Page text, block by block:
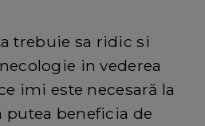
trebuie sa ridic si
in vederea
imi este necesară la
putea beneficia de